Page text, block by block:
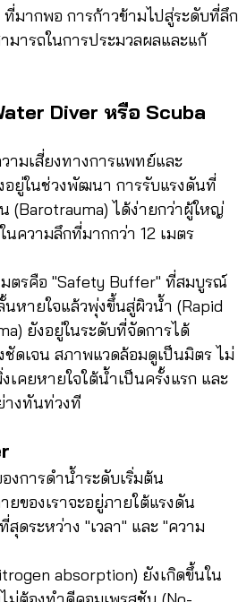
มากพอ การก้าวข้ามไปสู่ระดับที่ลึก
ารถในการประมวลผลและแก้
Diver หรือ Scuba
ามเสี่ยงทางการแพทย์และ
อยู่ในช่วงพัฒนา การรับแรงดันที่
(Barotrauma) ได้ง่ายกว่าผู้ใหญ่
นความลึกที่มากกว่า 12 เมตร
มตรคือ "Safety Buffer" ที่สมบูรณ์
หายใจแล้วพุ่งขึ้นสู่ผิวน้ำ (Rapid
ยังอยู่ในระดับที่จัดการได้
ดเจน สภาพแวดล้อมดูเป็นมิตร ไม่
เคยหายใจใต้น้ำเป็นครั้งแรก และ
างทันท่วงที
งการดำน้ำระดับเริ่มต้น
ยของเราจะอยู่ภายใต้แรงดัน
ดระหว่าง "เวลา" และ "ความ
absorption) ยังเกิดขึ้นใน